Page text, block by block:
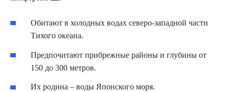
Обитают в холодных водах северо-западной части
Тихого океана.
Предпочитают прибрежные районы и глубины от
150 до 300 метров.
Их родина – воды Японского моря.